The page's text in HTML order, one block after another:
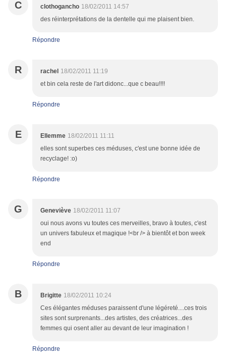
C clothogancho 18/02/2011 14:57
des réinterprétations de la dentelle qui me plaisent bien.
Répondre
R rachel 18/02/2011 11:19
et bin cela reste de l'art didonc...que c beau!!!!
Répondre
E Ellemme 18/02/2011 11:11
elles sont superbes ces méduses, c'est une bonne idée de
recyclage! :o)
Répondre
G Geneviève 18/02/2011 11:07
oui nous avons vu toutes ces merveilles, bravo à toutes, c'est
un univers fabuleux et magique !<br /> à bientôt et bon week
end
Répondre
B Brigitte 18/02/2011 10:24
Ces élégantes méduses paraissent d'une légéreté....ces trois
sites sont surprenants...des artistes, des créatrices...des
femmes qui osent aller au devant de leur imagination !
Répondre